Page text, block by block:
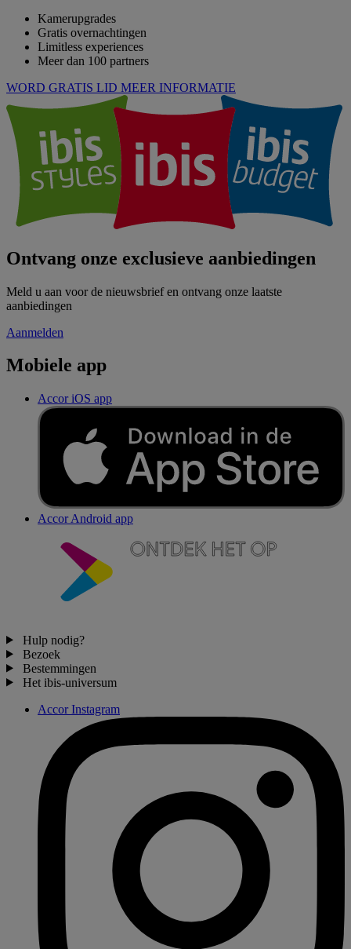
Kamerupgrades
Gratis overnachtingen
Limitless experiences
Meer dan 100 partners
WORD GRATIS LID MEER INFORMATIE
Ontvang onze exclusieve aanbiedingen
Meld u aan voor de nieuwsbrief en ontvang onze laatste
aanbiedingen
Aanmelden
Mobiele app
Accor iOS app
Accor Android app
Hulp nodig?
Bezoek
Bestemmingen
Het ibis-universum
Accor Instagram